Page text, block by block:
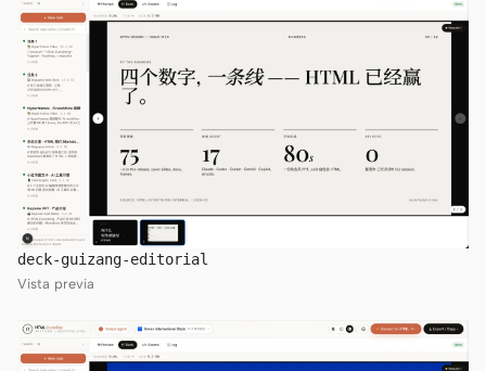
deck-guizang-editorial
Vista previa